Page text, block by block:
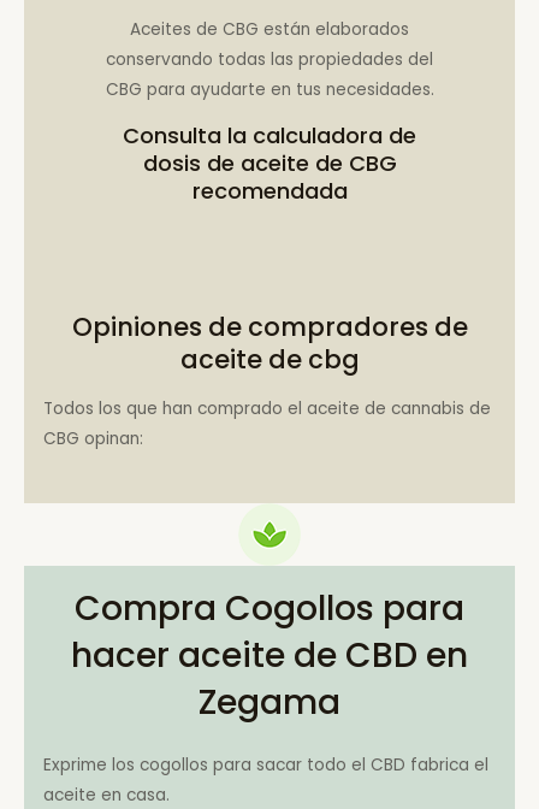
Aceites de CBG están elaborados
conservando todas las propiedades del
CBG para ayudarte en tus necesidades.
Consulta la calculadora de
dosis de aceite de CBG
recomendada
Opiniones de compradores de
aceite de cbg
Todos los que han comprado el aceite de cannabis de
CBG opinan:
Compra Cogollos para
hacer aceite de CBD en
Zegama
Exprime los cogollos para sacar todo el CBD fabrica el
aceite en casa.